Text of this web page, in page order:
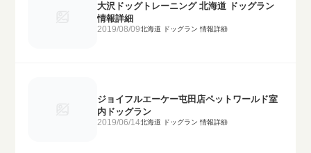
大沢ドッグトレーニング 北海道 ドッグラン
情報詳細
2019/08/09北海道 ドッグラン 情報詳細
ジョイフルエーケー屯田店ペットワールド室
内ドッグラン
2019/06/14北海道 ドッグラン 情報詳細